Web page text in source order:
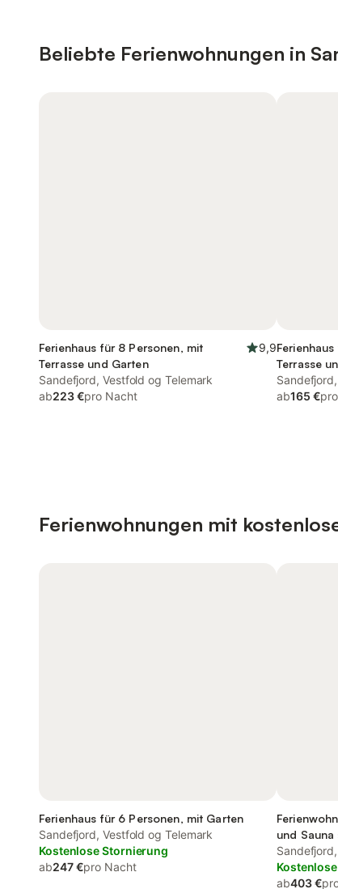
Beliebte Ferienwohnungen in
Ferienhaus für 8 Personen, mit
Terrasse und Garten
9,9
Sandefjord, Vestfold og Telemark
ab223 €pro Nacht
Terrasse
ab165 €
Ferienwohnungen mit
Ferienhaus für 6 Personen, mit Garten
Sandefjord, Vestfold og Telemark
Kostenlose Stornierung
ab247 €pro Nacht
und
ab403 €